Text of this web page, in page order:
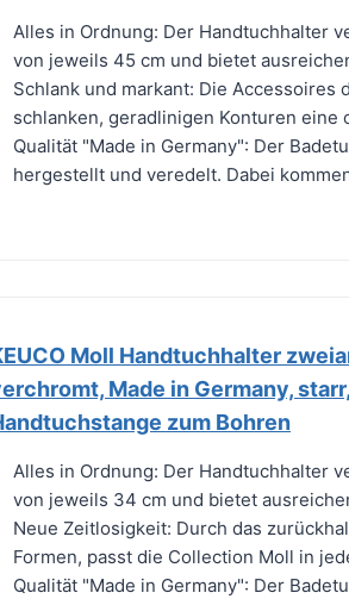
Alles in Ordnung: Der Handtuchhalter
von jeweils 45 cm und bietet
Schlank und markant: Die Accessoires
schlanken, geradlinigen Konturen eine
Qualität "Made in Germany": Der
hergestellt und veredelt. Dabei
Moll Handtuchhalter
Made in Germany,
zum Bohren
Alles in Ordnung: Der Handtuchhalter
von jeweils 34 cm und bietet
Neue Zeitlosigkeit: Durch das
Formen, passt die Collection Moll in
Qualität "Made in Germany": Der